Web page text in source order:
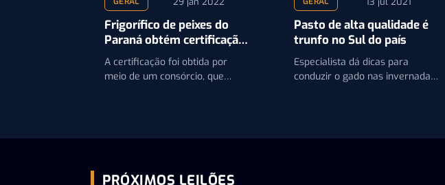
Frigorífico de peixes do
Paraná obtém certificação
que favorece venda para
outros estados
A certificação foi obtida por
meio de um consórcio, que
Pasto de alta qualidade é
trunfo no Sul do país
Especialista dá dicas para
conduzir o gado nas invernadas
PRÓXIMOS LEILÕES